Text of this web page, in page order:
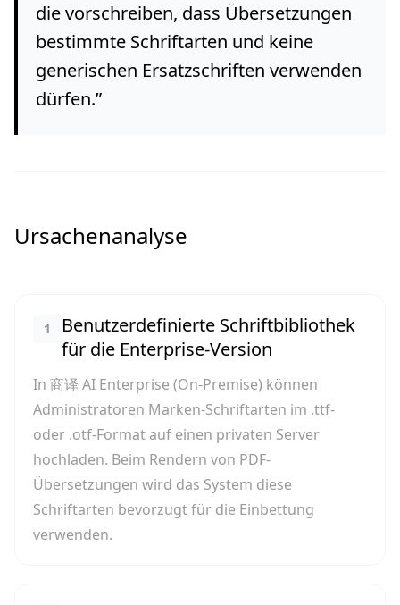
die vorschreiben, dass Übersetzungen
bestimmte Schriftarten und keine
generischen Ersatzschriften verwenden
dürfen.”
Ursachenanalyse
1
Benutzerdefinierte Schriftbibliothek
für die Enterprise-Version
In 商译 AI Enterprise (On-Premise) können
Administratoren Marken-Schriftarten im .ttf-
oder .otf-Format auf einen privaten Server
hochladen. Beim Rendern von PDF-
Übersetzungen wird das System diese
Schriftarten bevorzugt für die Einbettung
verwenden.